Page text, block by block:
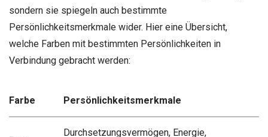
sondern sie spiegeln auch bestimmte
Persönlichkeitsmerkmale wider. Hier eine Übersicht,
welche Farben mit bestimmten Persönlichkeiten in
Verbindung gebracht werden:
Farbe Persönlichkeitsmerkmale
Durchsetzungsvermögen, Energie,